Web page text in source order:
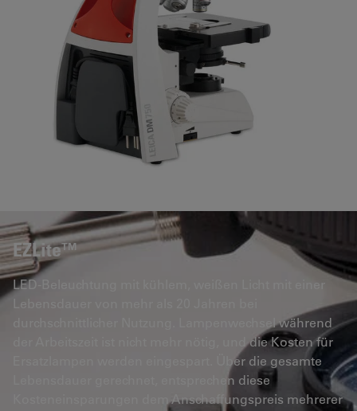
EZLite™
LED-Beleuchtung mit kühlem, weißen Licht mit einer
Lebensdauer von mehr als 20 Jahren bei
durchschnittlicher Nutzung. Lampenwechsel während
der Arbeitszeit ist nicht mehr nötig, und die Kosten für
Ersatzlampen werden eingespart. Über die gesamte
Lebensdauer gerechnet, entsprechen diese
Kosteneinsparungen dem Anschaffungspreis mehrerer